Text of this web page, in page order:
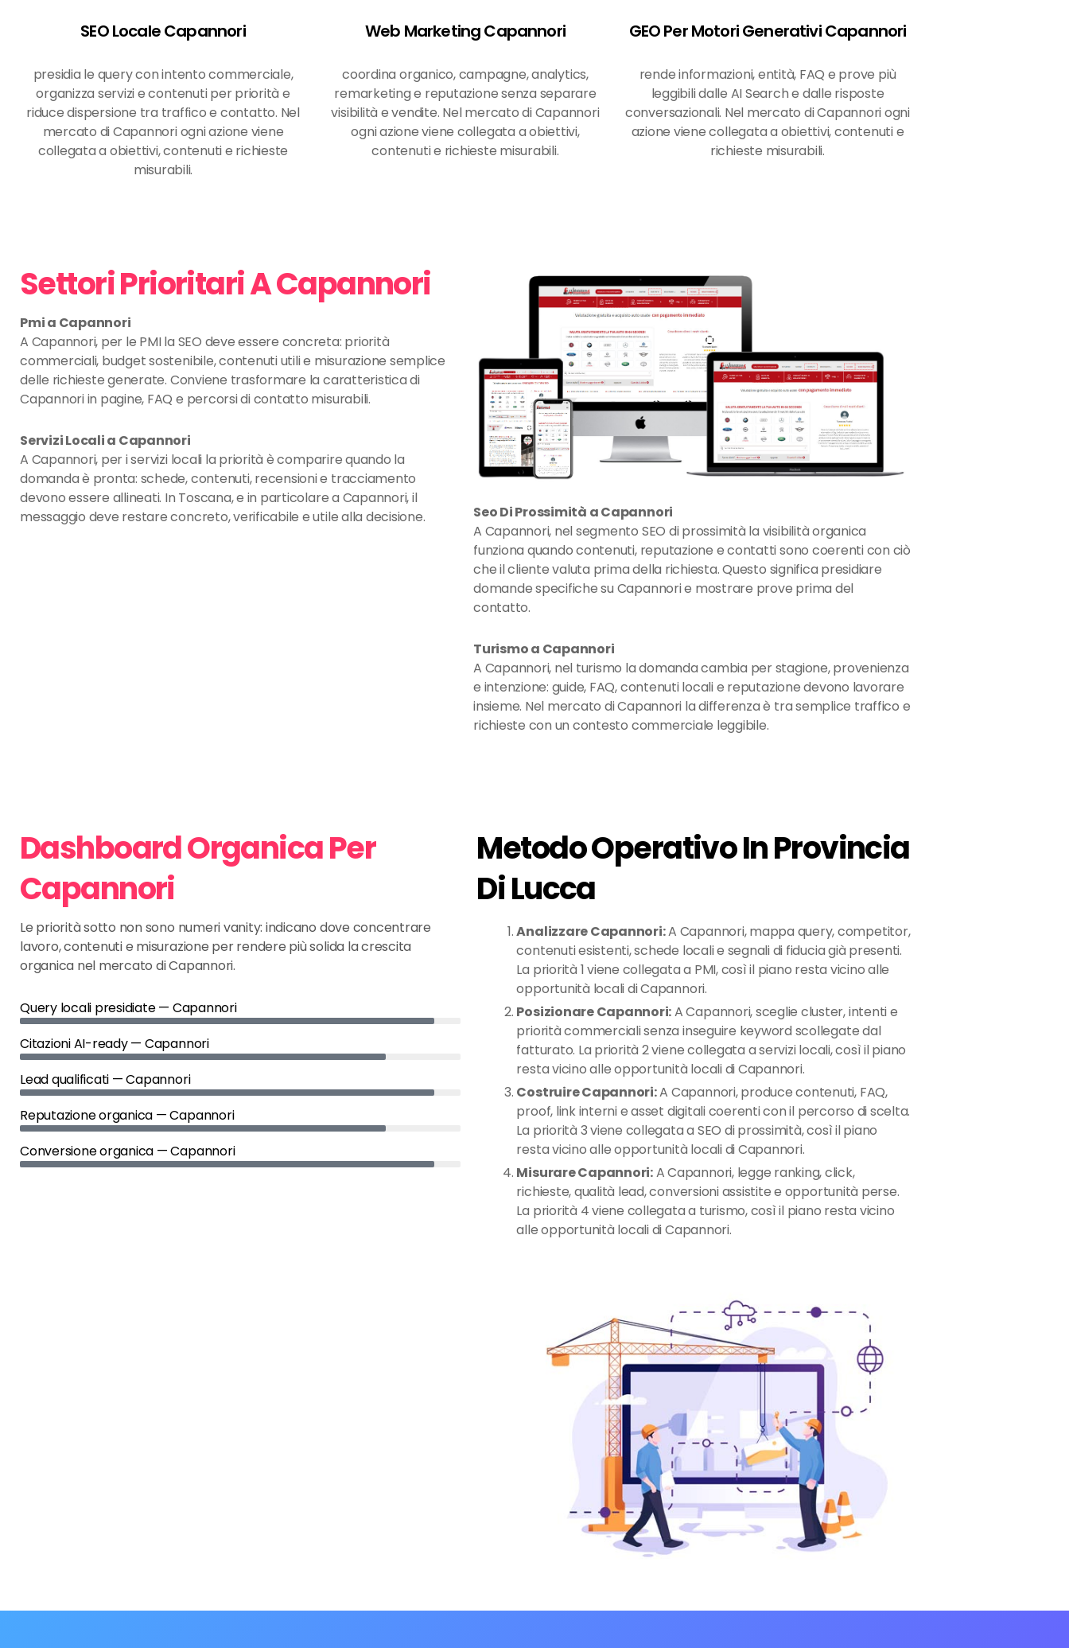
SEO Locale Capannori
presidia le query con intento commerciale,
organizza servizi e contenuti per priorità e
riduce dispersione tra traffico e contatto. Nel
mercato di Capannori ogni azione viene
collegata a obiettivi, contenuti e richieste
misurabili.
Web Marketing Capannori
coordina organico, campagne, analytics,
remarketing e reputazione senza separare
visibilità e vendite. Nel mercato di Capannori
ogni azione viene collegata a obiettivi,
contenuti e richieste misurabili.
GEO Per Motori Generativi Capannori
rende informazioni, entità, FAQ e prove più
leggibili dalle AI Search e dalle risposte
conversazionali. Nel mercato di Capannori ogni
azione viene collegata a obiettivi, contenuti e
richieste misurabili.
Settori Prioritari A Capannori
Pmi a Capannori
A Capannori, per le PMI la SEO deve essere concreta: priorità
commerciali, budget sostenibile, contenuti utili e misurazione semplice
delle richieste generate. Conviene trasformare la caratteristica di
Capannori in pagine, FAQ e percorsi di contatto misurabili.
Servizi Locali a Capannori
A Capannori, per i servizi locali la priorità è comparire quando la
domanda è pronta: schede, contenuti, recensioni e tracciamento
devono essere allineati. In Toscana, e in particolare a Capannori, il
messaggio deve restare concreto, verificabile e utile alla decisione.
Seo Di Prossimità a Capannori
A Capannori, nel segmento SEO di prossimità la visibilità organica
funziona quando contenuti, reputazione e contatti sono coerenti con ciò
che il cliente valuta prima della richiesta. Questo significa presidiare
domande specifiche su Capannori e mostrare prove prima del
contatto.
Turismo a Capannori
A Capannori, nel turismo la domanda cambia per stagione, provenienza
e intenzione: guide, FAQ, contenuti locali e reputazione devono lavorare
insieme. Nel mercato di Capannori la differenza è tra semplice traffico e
richieste con un contesto commerciale leggibile.
Dashboard Organica Per
Capannori
Le priorità sotto non sono numeri vanity: indicano dove concentrare
lavoro, contenuti e misurazione per rendere più solida la crescita
organica nel mercato di Capannori.
Query locali presidiate — Capannori
Citazioni AI-ready — Capannori
Lead qualificati — Capannori
Reputazione organica — Capannori
Conversione organica — Capannori
Metodo Operativo In Provincia
Di Lucca
Analizzare Capannori:A Capannori, mappa query, competitor,
contenuti esistenti, schede locali e segnali di fiducia già presenti.
La priorità 1 viene collegata a PMI, così il piano resta vicino alle
opportunità locali di Capannori.
Posizionare Capannori:A Capannori, sceglie cluster, intenti e
priorità commerciali senza inseguire keyword scollegate dal
fatturato. La priorità 2 viene collegata a servizi locali, così il piano
resta vicino alle opportunità locali di Capannori.
Costruire Capannori:A Capannori, produce contenuti, FAQ,
proof, link interni e asset digitali coerenti con il percorso di scelta.
La priorità 3 viene collegata a SEO di prossimità, così il piano
resta vicino alle opportunità locali di Capannori.
Misurare Capannori:A Capannori, legge ranking, click,
richieste, qualità lead, conversioni assistite e opportunità perse.
La priorità 4 viene collegata a turismo, così il piano resta vicino
alle opportunità locali di Capannori.